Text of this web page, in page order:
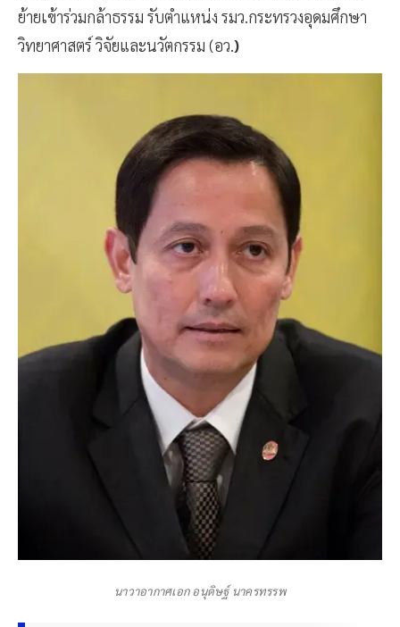
ย้ายเข้าร่วมกล้าธรรม รับตำแหน่ง รมว.กระทรวงอุดมศึกษา
วิทยาศาสตร์ วิจัยและนวัตกรรม (อว.)
นาวาอากาศเอก อนุดิษฐ์ นาครทรรพ